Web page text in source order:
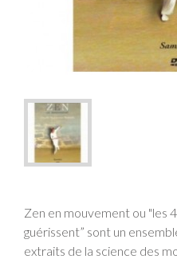
Zen en mouvement ou "les
guérissent” sont un
extraits de la science des